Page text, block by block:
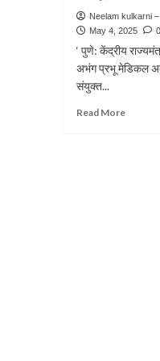
Neelam kulkarni
May 4, 2025
0
‘ पुणे: केंद्रीय
अभंग प्रभू मेडिकल
संयुक्त...
Read More